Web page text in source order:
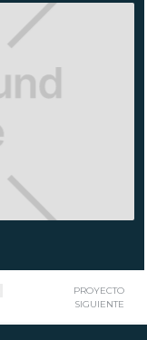
PROYECTO
SIGUIENTE